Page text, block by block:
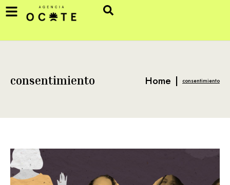
consentimiento Home | consentimiento